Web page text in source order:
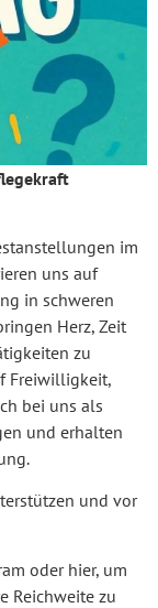
im
uns auf
in schweren
Herz, Zeit
zu
Freiwilligkeit,
bei uns als
und erhalten
und vor
oder hier, um
Reichweite zu